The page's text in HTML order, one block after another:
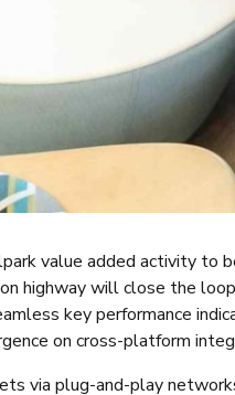
value added activity
highway will close the
key performance
on cross-platform
via plug-and-play